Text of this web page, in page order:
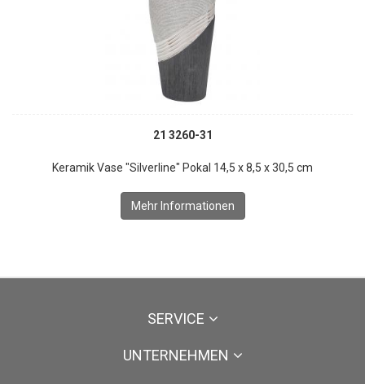
21 3260-31
Keramik Vase "Silverline" Pokal 14,5 x 8,5 x 30,5 cm
Mehr Informationen
SERVICE
UNTERNEHMEN